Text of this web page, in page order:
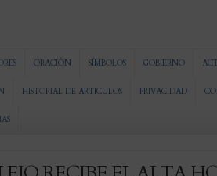
ORACIÓN SÍMBOLOS GOBIERNO
HISTORIAL DE ARTICULOS PRIVACIDAD